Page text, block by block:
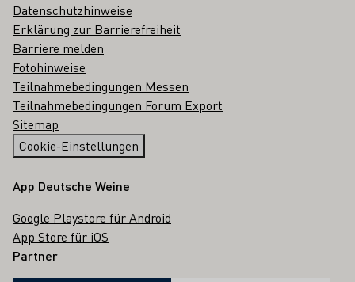
Datenschutzhinweise
Erklärung zur Barrierefreiheit
Barriere melden
Fotohinweise
Teilnahmebedingungen Messen
Teilnahmebedingungen Forum Export
Sitemap
Cookie-Einstellungen
App Deutsche Weine
Google Playstore für Android
App Store für iOS
Partner